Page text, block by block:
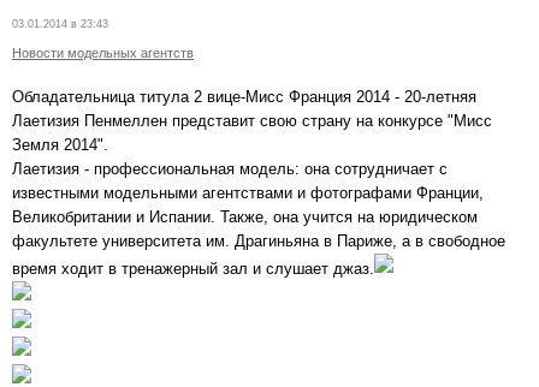
03.01.2014 в 23:43
Новости модельных агентств
Обладательница титула 2 вице-Мисс Франция 2014 - 20-летняя
Лаетизия Пенмеллен представит свою страну на конкурсе "Мисс
Земля 2014".
Лаетизия - профессиональная модель: она сотрудничает с
известными модельными агентствами и фотографами Франции,
Великобритании и Испании. Также, она учится на юридическом
факультете университета им. Драгиньяна в Париже, а в свободное
время ходит в тренажерный зал и слушает джаз.